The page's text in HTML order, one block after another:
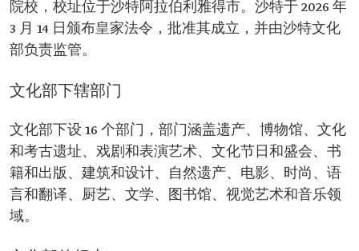
院校，校址位于沙特阿拉伯利雅得市。沙特于 2026 年
3 月 14 日颁布皇家法令，批准其成立，并由沙特文化
部负责监管。
文化部下辖部门
文化部下设 16 个部门，部门涵盖遗产、博物馆、文化
和考古遗址、戏剧和表演艺术、文化节日和盛会、书
籍和出版、建筑和设计、自然遗产、电影、时尚、语
言和翻译、厨艺、文学、图书馆、视觉艺术和音乐领
域。